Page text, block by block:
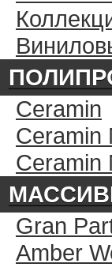
Ceramin
Ceramin
Ceramin
Gran
Amber